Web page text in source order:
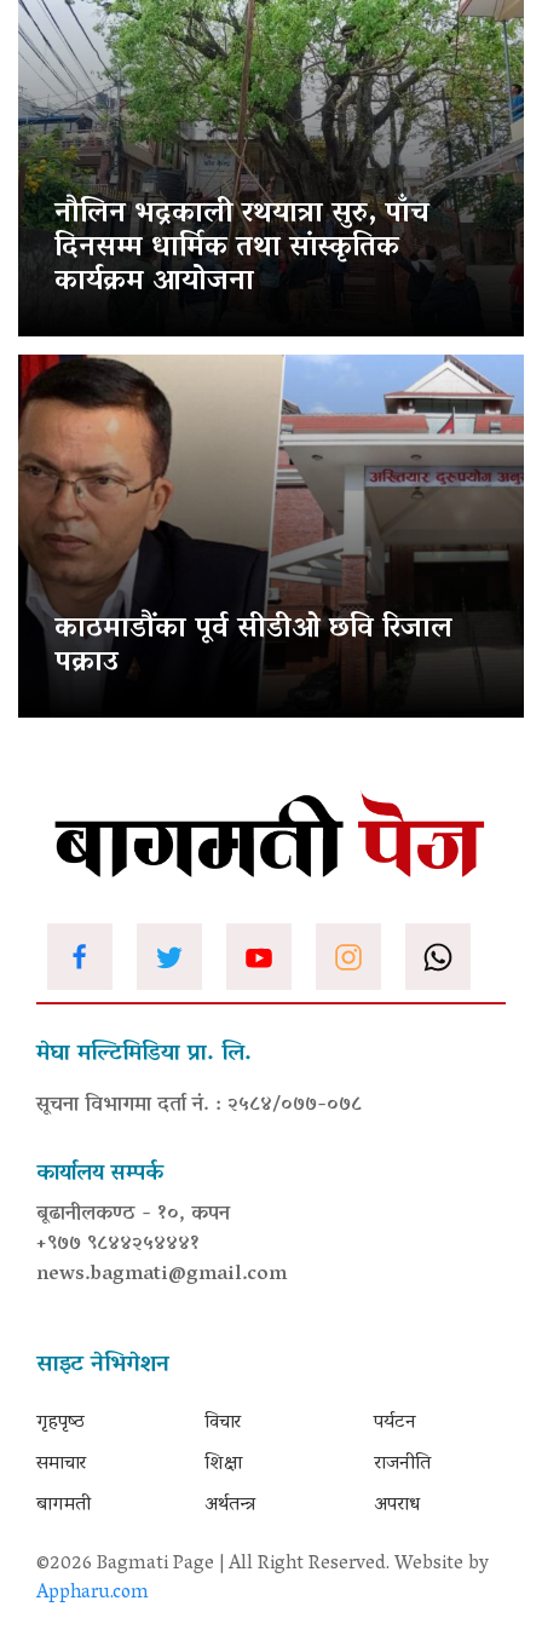
नौलिन भद्रकाली रथयात्रा सुरु, पाँच
दिनसम्म धार्मिक तथा सांस्कृतिक
कार्यक्रम आयोजना
काठमाडौंका पूर्व सीडीओ छवि रिजाल
पक्राउ
मेघा मल्टिमिडिया प्रा. लि.
सूचना विभागमा दर्ता नं. : २५८४/०७७-०७८
कार्यालय सम्पर्क
बूढानीलकण्ठ - १०, कपन
+९७७ ९८४४२५४४४१
news.bagmati@gmail.com
साइट नेभिगेशन
गृहपृष्‍ठ
समाचार
बागमती
विचार
शिक्षा
अर्थतन्त्र
पर्यटन
राजनीति
अपराध
©2026 Bagmati Page | All Right Reserved. Website by
Appharu.com